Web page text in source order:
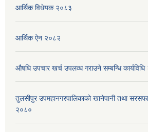
आर्थिक विधेयक २०८३
आर्थिक ऐन २०८२
औषधि उपचार खर्च उपलव्ध गराउने सम्बन्धि
तुलसीपुर उपमहानगरपालिकाको खानेपानी तथा
२०८०